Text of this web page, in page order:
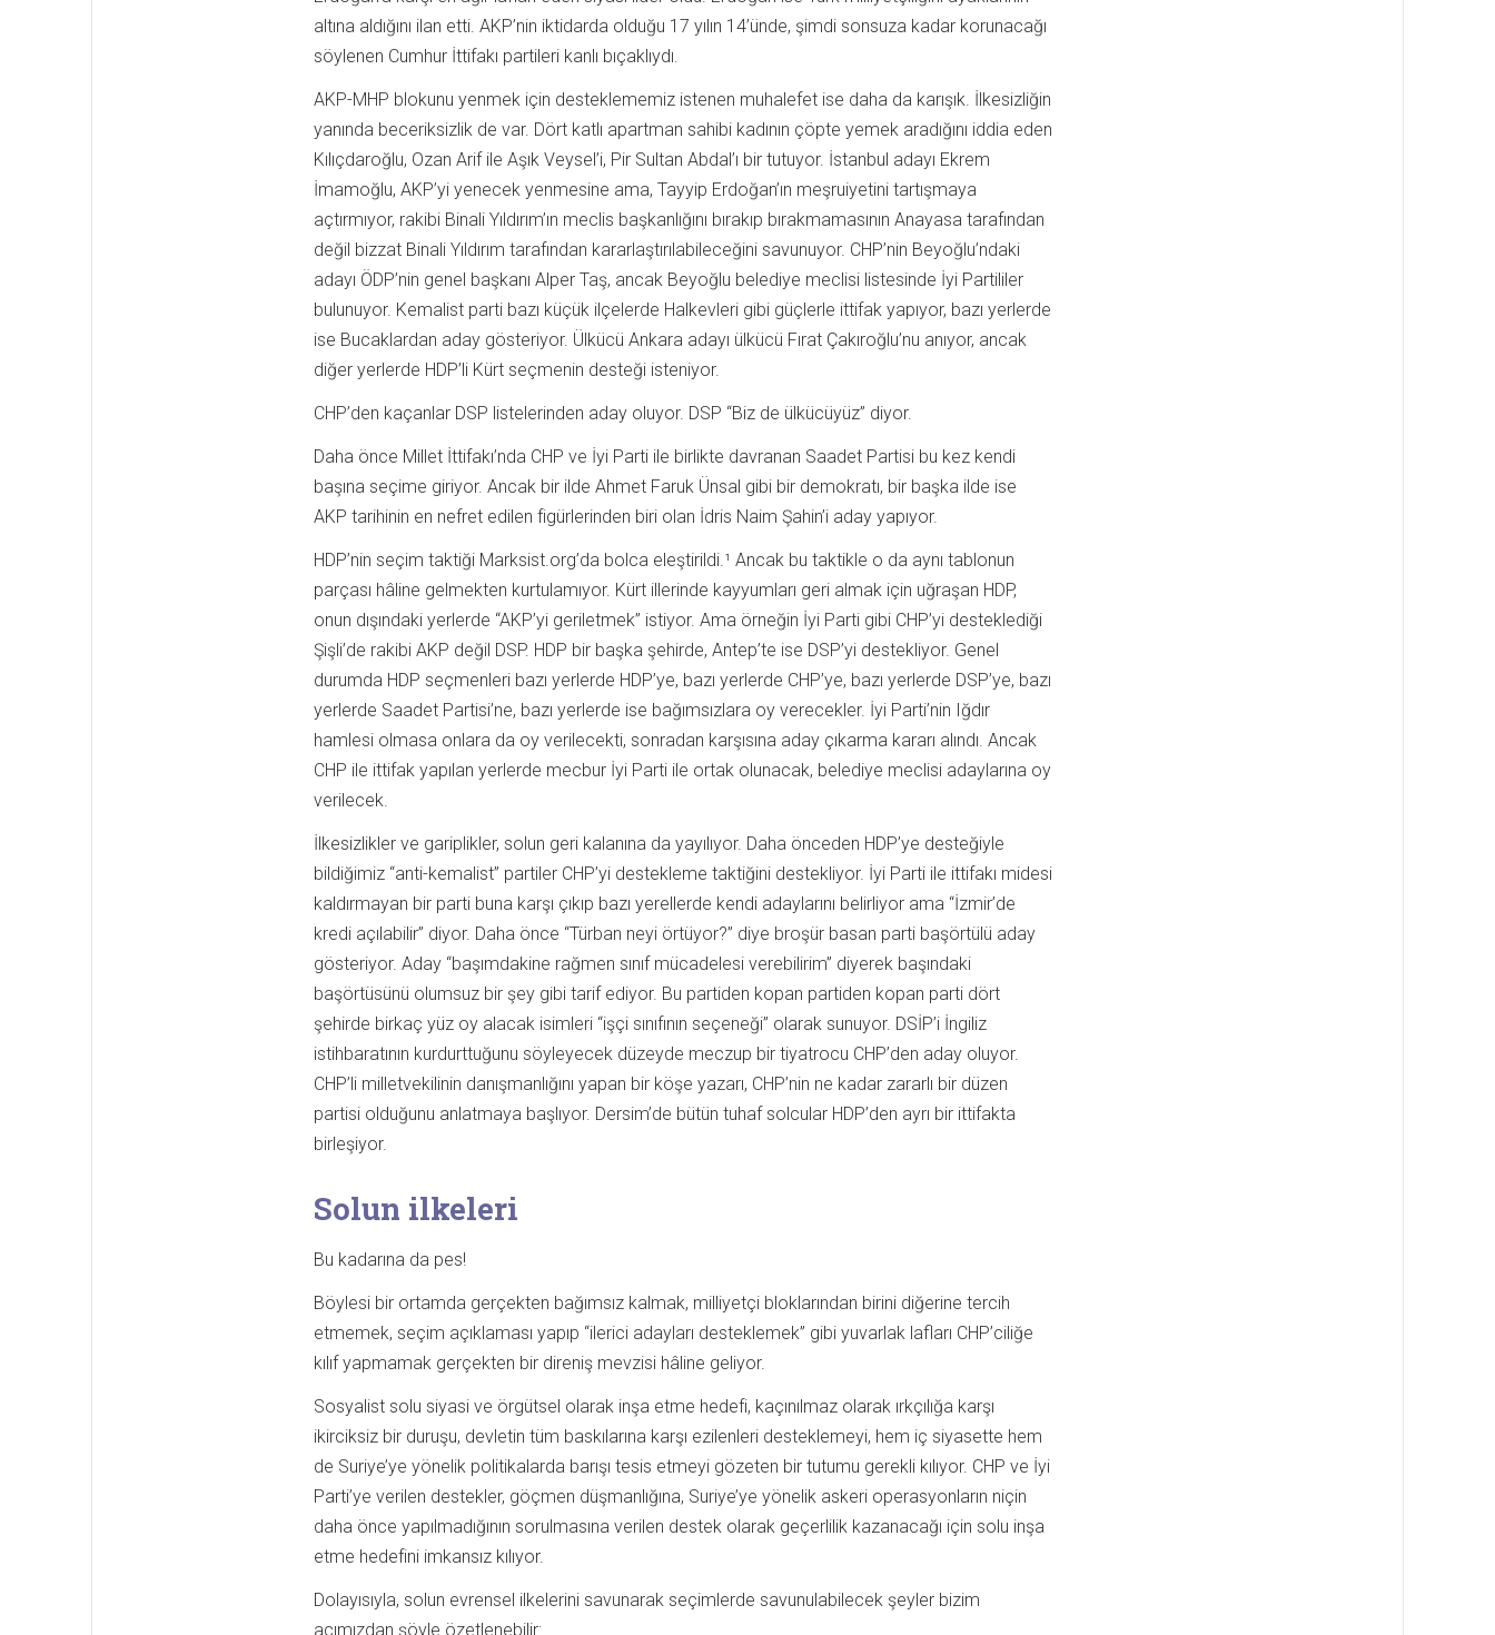
altına aldığını ilan etti. AKP’nin iktidarda olduğu 17 yılın 14’ünde, şimdi sonsuza kadar korunacağı
söylenen Cumhur İttifakı partileri kanlı bıçaklıydı.
AKP-MHP blokunu yenmek için desteklememiz istenen muhalefet ise daha da karışık. İlkesizliğin
yanında beceriksizlik de var. Dört katlı apartman sahibi kadının çöpte yemek aradığını iddia eden
Kılıçdaroğlu, Ozan Arif ile Aşık Veysel’i, Pir Sultan Abdal’ı bir tutuyor. İstanbul adayı Ekrem
İmamoğlu, AKP’yi yenecek yenmesine ama, Tayyip Erdoğan’ın meşruiyetini tartışmaya
açtırmıyor, rakibi Binali Yıldırım’ın meclis başkanlığını bırakıp bırakmamasının Anayasa tarafından
değil bizzat Binali Yıldırım tarafından kararlaştırılabileceğini savunuyor. CHP’nin Beyoğlu’ndaki
adayı ÖDP’nin genel başkanı Alper Taş, ancak Beyoğlu belediye meclisi listesinde İyi Partililer
bulunuyor. Kemalist parti bazı küçük ilçelerde Halkevleri gibi güçlerle ittifak yapıyor, bazı yerlerde
ise Bucaklardan aday gösteriyor. Ülkücü Ankara adayı ülkücü Fırat Çakıroğlu’nu anıyor, ancak
diğer yerlerde HDP’li Kürt seçmenin desteği isteniyor.
CHP’den kaçanlar DSP listelerinden aday oluyor. DSP “Biz de ülkücüyüz” diyor.
Daha önce Millet İttifakı’nda CHP ve İyi Parti ile birlikte davranan Saadet Partisi bu kez kendi
başına seçime giriyor. Ancak bir ilde Ahmet Faruk Ünsal gibi bir demokratı, bir başka ilde ise
AKP tarihinin en nefret edilen figürlerinden biri olan İdris Naim Şahin’i aday yapıyor.
HDP’nin seçim taktiği Marksist.org’da bolca eleştirildi.¹ Ancak bu taktikle o da aynı tablonun
parçası hâline gelmekten kurtulamıyor. Kürt illerinde kayyumları geri almak için uğraşan HDP,
onun dışındaki yerlerde “AKP’yi geriletmek” istiyor. Ama örneğin İyi Parti gibi CHP’yi desteklediği
Şişli’de rakibi AKP değil DSP. HDP bir başka şehirde, Antep’te ise DSP’yi destekliyor. Genel
durumda HDP seçmenleri bazı yerlerde HDP’ye, bazı yerlerde CHP’ye, bazı yerlerde DSP’ye, bazı
yerlerde Saadet Partisi’ne, bazı yerlerde ise bağımsızlara oy verecekler. İyi Parti’nin Iğdır
hamlesi olmasa onlara da oy verilecekti, sonradan karşısına aday çıkarma kararı alındı. Ancak
CHP ile ittifak yapılan yerlerde mecbur İyi Parti ile ortak olunacak, belediye meclisi adaylarına oy
verilecek.
İlkesizlikler ve gariplikler, solun geri kalanına da yayılıyor. Daha önceden HDP’ye desteğiyle
bildiğimiz “anti-kemalist” partiler CHP’yi destekleme taktiğini destekliyor. İyi Parti ile ittifakı midesi
kaldırmayan bir parti buna karşı çıkıp bazı yerellerde kendi adaylarını belirliyor ama “İzmir’de
kredi açılabilir” diyor. Daha önce “Türban neyi örtüyor?” diye broşür basan parti başörtülü aday
gösteriyor. Aday “başımdakine rağmen sınıf mücadelesi verebilirim” diyerek başındaki
başörtüsünü olumsuz bir şey gibi tarif ediyor. Bu partiden kopan partiden kopan parti dört
şehirde birkaç yüz oy alacak isimleri “işçi sınıfının seçeneği” olarak sunuyor. DSİP’i İngiliz
istihbaratının kurdurttuğunu söyleyecek düzeyde meczup bir tiyatrocu CHP’den aday oluyor.
CHP’li milletvekilinin danışmanlığını yapan bir köşe yazarı, CHP’nin ne kadar zararlı bir düzen
partisi olduğunu anlatmaya başlıyor. Dersim’de bütün tuhaf solcular HDP’den ayrı bir ittifakta
birleşiyor.
Solun ilkeleri
Bu kadarına da pes!
Böylesi bir ortamda gerçekten bağımsız kalmak, milliyetçi bloklarından birini diğerine tercih
etmemek, seçim açıklaması yapıp “ilerici adayları desteklemek” gibi yuvarlak lafları CHP’ciliğe
kılıf yapmamak gerçekten bir direniş mevzisi hâline geliyor.
Sosyalist solu siyasi ve örgütsel olarak inşa etme hedefi, kaçınılmaz olarak ırkçılığa karşı
ikirciksiz bir duruşu, devletin tüm baskılarına karşı ezilenleri desteklemeyi, hem iç siyasette hem
de Suriye’ye yönelik politikalarda barışı tesis etmeyi gözeten bir tutumu gerekli kılıyor. CHP ve İyi
Parti’ye verilen destekler, göçmen düşmanlığına, Suriye’ye yönelik askeri operasyonların niçin
daha önce yapılmadığının sorulmasına verilen destek olarak geçerlilik kazanacağı için solu inşa
etme hedefini imkansız kılıyor.
Dolayısıyla, solun evrensel ilkelerini savunarak seçimlerde savunulabilecek şeyler bizim
açımızdan şöyle özetlenebilir: